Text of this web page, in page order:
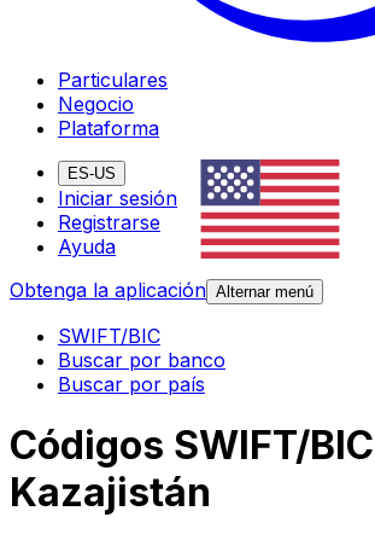
Particulares
Negocio
Plataforma
ES-US
Iniciar sesión
Registrarse
Ayuda
Obtenga la aplicación Alternar menú
SWIFT/BIC
Buscar por banco
Buscar por país
Códigos SWIFT/
Kazajistán